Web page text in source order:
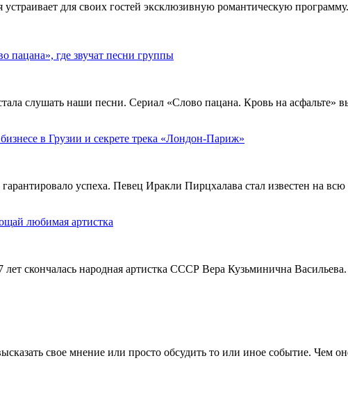
для своих гостей эксклюзивную романтическую
где звучат песни группы
слушать наши песни. Сериал «Слово пацана. Кровь на
в Грузии и секрете трека «Лондон-Париж»
гарантировало успеха. Певец Иракли Пирцхалава стал известен на
любимая артистка
скончалась народная артистка СССР Вера Кузьминична
свое мнение или просто обсудить то или иное событие. Чем